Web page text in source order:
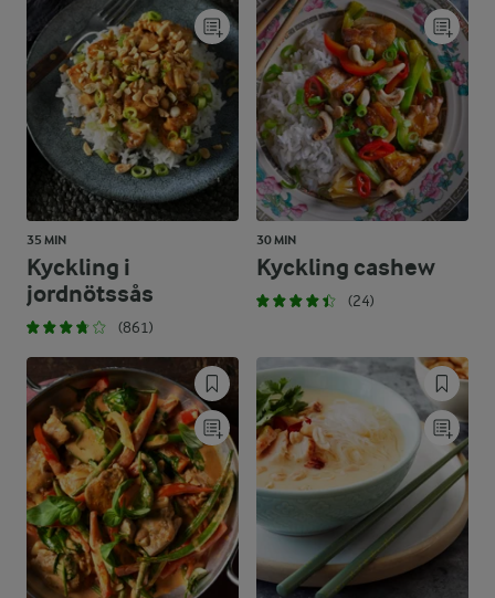
35 MIN
Kyckling i
jordnötssås
(861)
30 MIN
Kyckling cashew
(24)